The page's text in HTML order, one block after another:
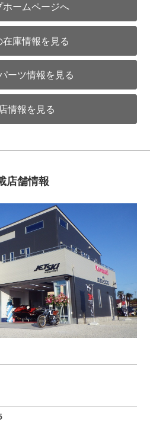
ホームページへ
在庫情報を見る
ーツ情報を見る
情報を見る
店舗情報